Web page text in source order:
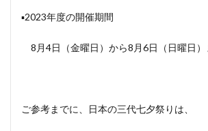
▪️2023年度の開催期間
8月4日（金曜日）から8月6日（日曜日）
ご参考までに、日本の三代七夕祭りは、